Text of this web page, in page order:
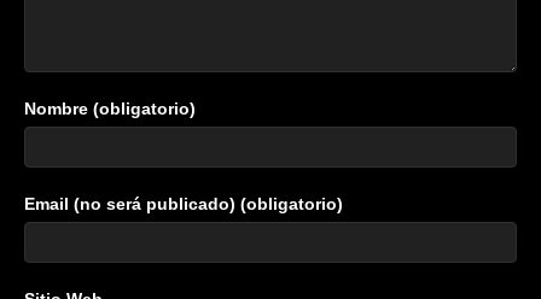
Nombre (obligatorio)
Email (no será publicado) (obligatorio)